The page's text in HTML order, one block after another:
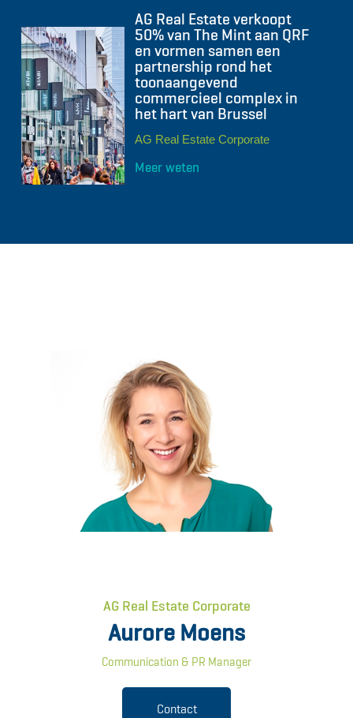
AG Real Estate verkoopt
50% van The Mint aan QRF
en vormen samen een
partnership rond het
toonaangevend
commercieel complex in
het hart van Brussel
AG Real Estate Corporate
Meer weten
AG Real Estate Corporate
Aurore Moens
Communication & PR Manager
Contact